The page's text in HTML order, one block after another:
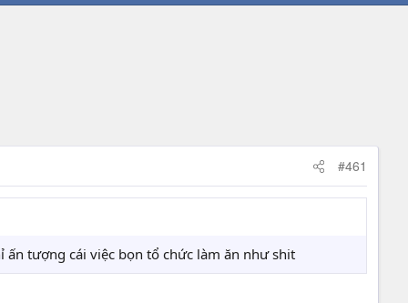
#461
ấn tượng cái việc bọn tổ chức làm ăn như shit